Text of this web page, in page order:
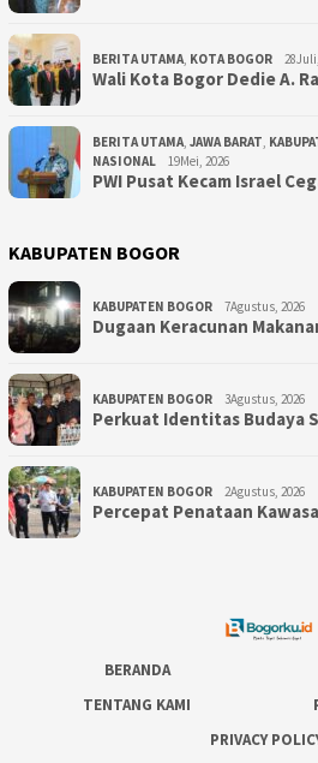
BERITA UTAMA, KOTA BOGOR
‎Wali Kota Bogor Dedie A.
BERITA UTAMA, JAWA BARAT,
NASIONAL
19Mei, 2026
PWI Pusat Kecam Israel
KABUPATEN BOGOR
KABUPATEN BOGOR 7Agustus, 2026
‎Dugaan Keracunan
KABUPATEN BOGOR 3Agustus, 2026
Perkuat Identitas Budaya
KABUPATEN BOGOR 2Agustus, 2026
‎Percepat Penataan
BERANDA
TENTANG KAMI
PRIVACY